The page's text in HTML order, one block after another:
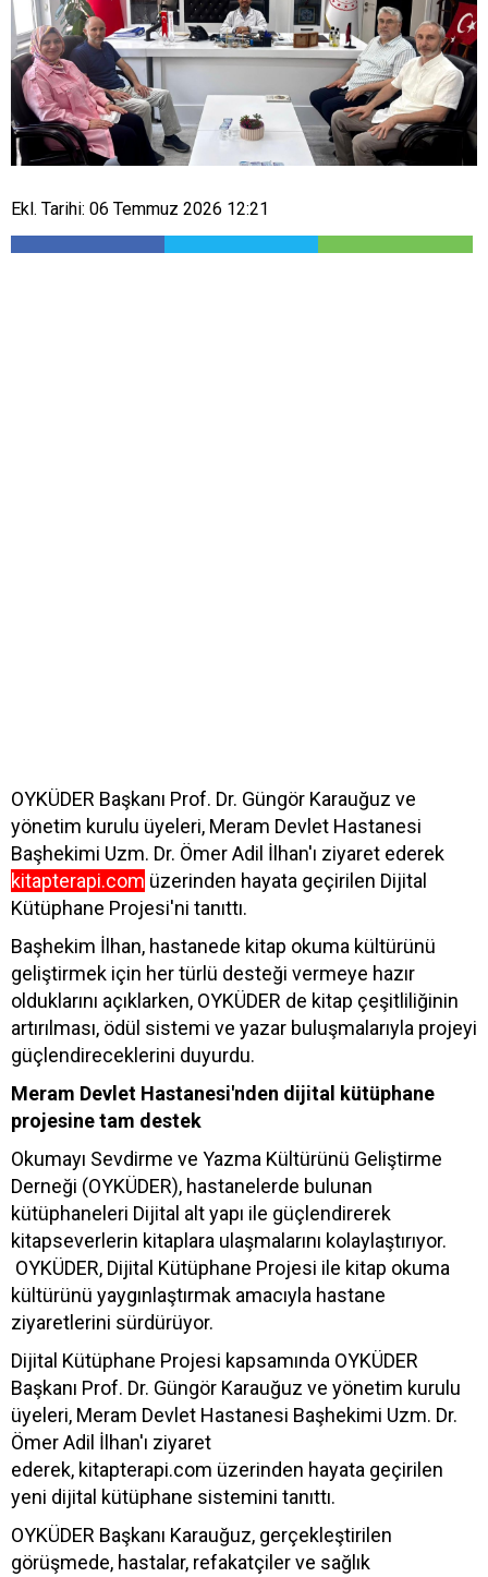
Ekl. Tarihi: 06 Temmuz 2026 12:21
OYKÜDER Başkanı Prof. Dr. Güngör Karauğuz ve
yönetim kurulu üyeleri, Meram Devlet Hastanesi
Başhekimi Uzm. Dr. Ömer Adil İlhan'ı ziyaret ederek
kitapterapi.com üzerinden hayata geçirilen Dijital
Kütüphane Projesi'ni tanıttı.
Başhekim İlhan, hastanede kitap okuma kültürünü
geliştirmek için her türlü desteği vermeye hazır
olduklarını açıklarken, OYKÜDER de kitap çeşitliliğinin
artırılması, ödül sistemi ve yazar buluşmalarıyla projeyi
güçlendireceklerini duyurdu.
Meram Devlet Hastanesi'nden dijital kütüphane
projesine tam destek
Okumayı Sevdirme ve Yazma Kültürünü Geliştirme
Derneği (OYKÜDER), hastanelerde bulunan
kütüphaneleri Dijital alt yapı ile güçlendirerek
kitapseverlerin kitaplara ulaşmalarını kolaylaştırıyor.
OYKÜDER, Dijital Kütüphane Projesi ile kitap okuma
kültürünü yaygınlaştırmak amacıyla hastane
ziyaretlerini sürdürüyor.
Dijital Kütüphane Projesi kapsamında OYKÜDER
Başkanı Prof. Dr. Güngör Karauğuz ve yönetim kurulu
üyeleri, Meram Devlet Hastanesi Başhekimi Uzm. Dr.
Ömer Adil İlhan'ı ziyaret
ederek, kitapterapi.com üzerinden hayata geçirilen
yeni dijital kütüphane sistemini tanıttı.
OYKÜDER Başkanı Karauğuz, gerçekleştirilen
görüşmede, hastalar, refakatçiler ve sağlık